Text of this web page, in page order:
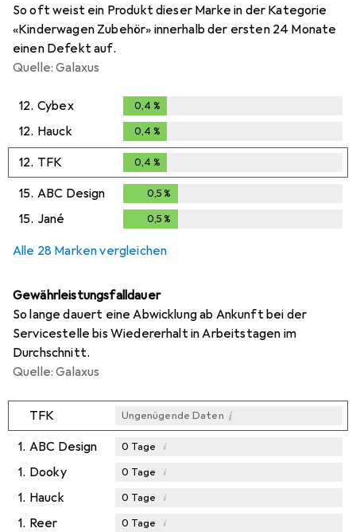
So oft weist ein Produkt dieser Marke in der Kategorie
«Kinderwagen Zubehör» innerhalb der ersten 24 Monate
einen Defekt auf.
Quelle: Galaxus
12. Cybex 0,4 %
12. Hauck 0,4 %
12. TFK 0,4 %
15. ABC Design 0,5 %
15. Jané 0,5 %
Alle 28 Marken vergleichen
Gewährleistungsfalldauer
So lange dauert eine Abwicklung ab Ankunft bei der
Servicestelle bis Wiedererhalt in Arbeitstagen im
Durchschnitt.
Quelle: Galaxus
TFK Ungenügende Daten i
1. ABC Design 0 Tage i
1. Dooky 0 Tage i
1. Hauck 0 Tage i
1. Reer 0 Tage i